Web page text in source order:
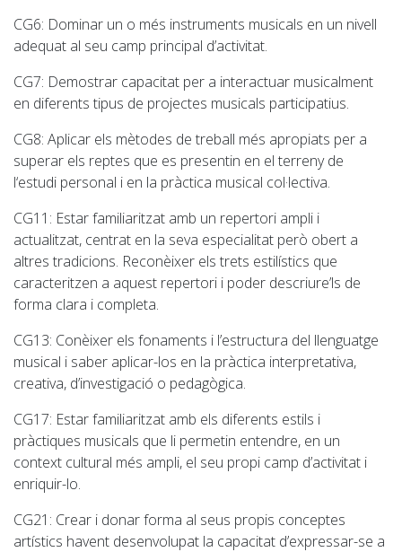
CG6: Dominar un o més instruments musicals en un nivell
adequat al seu camp principal d’activitat.
CG7: Demostrar capacitat per a interactuar musicalment
en diferents tipus de projectes musicals participatius.
CG8: Aplicar els mètodes de treball més apropiats per a
superar els reptes que es presentin en el terreny de
l‘estudi personal i en la pràctica musical col·lectiva.
CG11 : Estar familiaritzat amb un repertori ampli i
actualitzat, centrat en la seva especialitat però obert a
altres tradicions. Reconèixer els trets estilístics que
caracteritzen a aquest repertori i poder descriure’ls de
forma clara i completa.
CG13: Conèixer els fonaments i l’estructura del llenguatge
musical i saber aplicar-los en la pràctica interpretativa,
creativa, d’investigació o pedagògica.
CG17: Estar familiaritzat amb els diferents estils i
pràctiques musicals que li permetin entendre, en un
context cultural més ampli, el seu propi camp d’activitat i
enriquir-lo.
CG21 : Crear i donar forma al seus propis conceptes
artístics havent desenvolupat la capacitat d’expressar-se a